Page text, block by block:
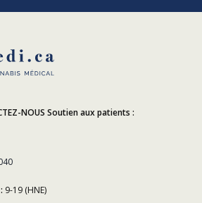
NOUS Soutien aux patients :
9-19 (HNE)